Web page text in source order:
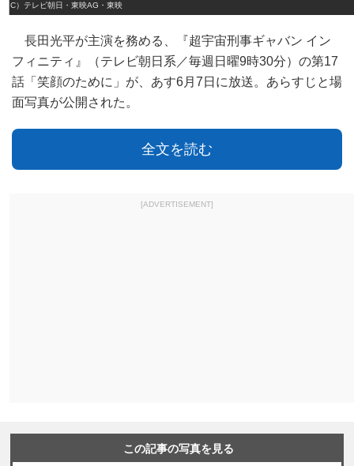
（C）テレビ朝日・東映AG・東映
長田光平が主演を務める、『超宇宙刑事ギャバン イン
フィニティ』（テレビ朝日系／毎週日曜9時30分）の第17
話「笑顔のために」が、あす6月7日に放送。あらすじと場
面写真が公開された。
全文を読む
[ADVERTISEMENT]
この記事の写真を見る